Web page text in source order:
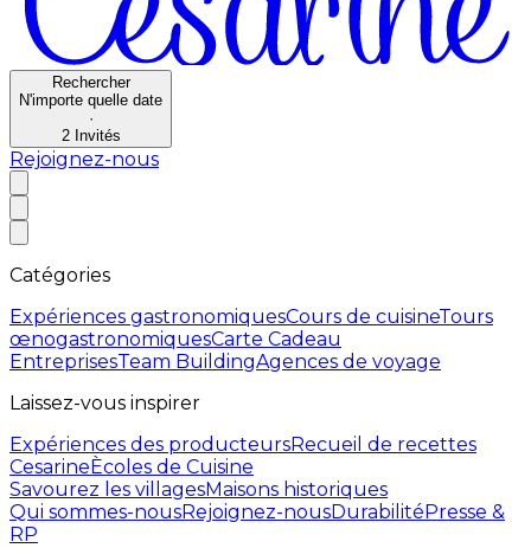
Rechercher
N'importe quelle date
·
2 Invités
Rejoignez-nous
Catégories
Expériences gastronomiquesCours de cuisineTours
œnogastronomiquesCarte Cadeau
EntreprisesTeam BuildingAgences de voyage
Laissez-vous inspirer
Expériences des producteursRecueil de recettes
CesarineÈcoles de Cuisine
Savourez les villagesMaisons historiques
Qui sommes-nousRejoignez-nousDurabilitéPresse &
RP